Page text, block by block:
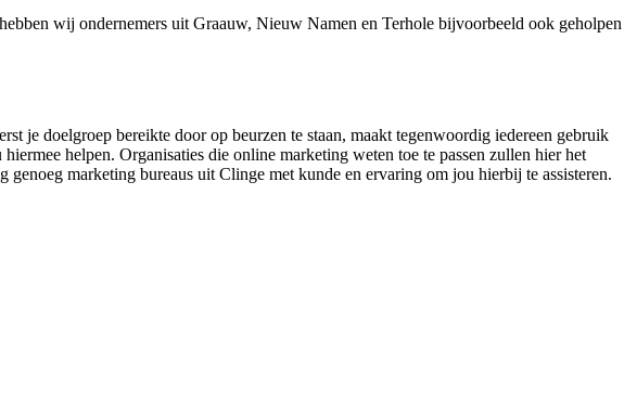
wij ondernemers uit Graauw, Nieuw Namen en Terhole bijvoorbeeld ook geholpen
je doelgroep bereikte door op beurzen te staan, maakt tegenwoordig iedereen gebruik
helpen. Organisaties die online marketing weten toe te passen zullen hier het
marketing bureaus uit Clinge met kunde en ervaring om jou hierbij te assisteren.